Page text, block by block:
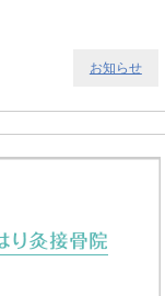
お知らせ